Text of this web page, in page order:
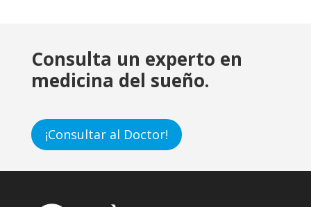
Consulta un experto en
medicina del sueño.
¡Consultar al Doctor!